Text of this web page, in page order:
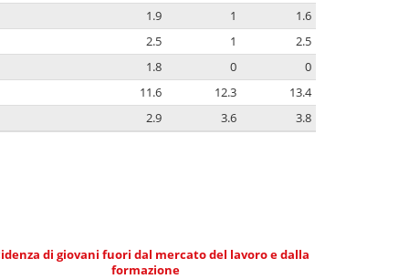
1.9 1
1.6
2.5
1
2.5
1.8
0
0
11.6
12.3
13.4
2.9
3.6 3.8
di giovani fuori dal mercato del lavoro e dalla
formazione